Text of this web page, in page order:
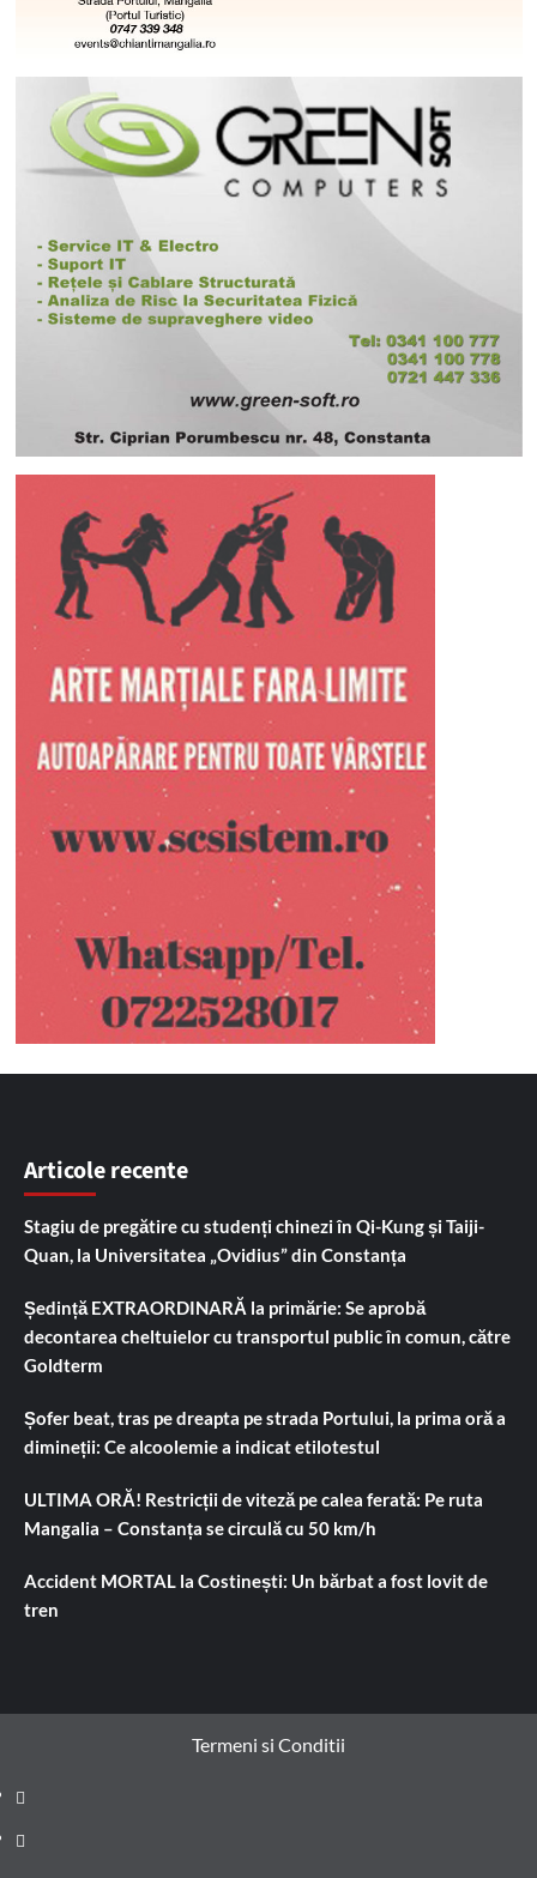
Articole recente
Stagiu de pregătire cu studenți chinezi în Qi-Kung și Taiji-
Quan, la Universitatea „Ovidius” din Constanța
Ședință EXTRAORDINARĂ la primărie: Se aprobă
decontarea cheltuielor cu transportul public în comun, către
Goldterm
Șofer beat, tras pe dreapta pe strada Portului, la prima oră a
dimineții: Ce alcoolemie a indicat etilotestul
ULTIMA ORĂ! Restricții de viteză pe calea ferată: Pe ruta
Mangalia – Constanța se circulă cu 50 km/h
Accident MORTAL la Costinești: Un bărbat a fost lovit de
tren
Termeni si Conditii
Prima
pagină
Știri